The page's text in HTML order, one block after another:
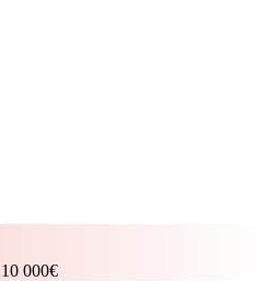
000€